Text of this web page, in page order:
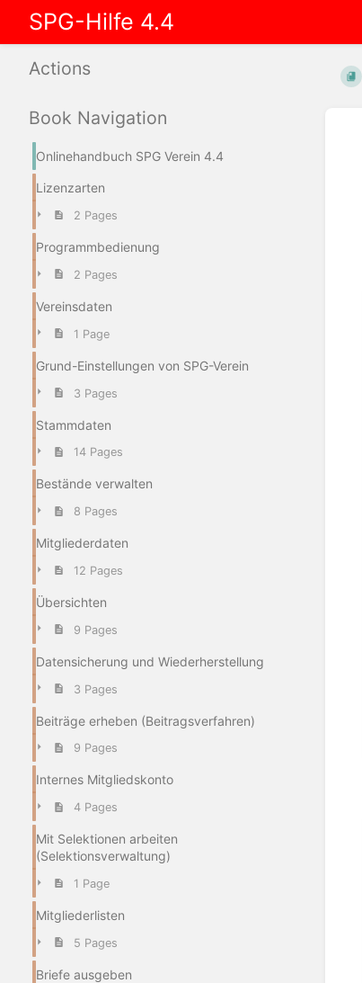
SPG-Hilfe 4.4
Actions
Book Navigation
Onlinehandbuch SPG Verein 4.4
Lizenzarten
2 Pages
Programmbedienung
2 Pages
Vereinsdaten
1 Page
Grund-Einstellungen von SPG-Verein
3 Pages
Stammdaten
14 Pages
Bestände verwalten
8 Pages
Mitgliederdaten
12 Pages
Übersichten
9 Pages
Datensicherung und Wiederherstellung
3 Pages
Beiträge erheben (Beitragsverfahren)
9 Pages
Internes Mitgliedskonto
4 Pages
Mit Selektionen arbeiten
(Selektionsverwaltung)
1 Page
Mitgliederlisten
5 Pages
Briefe ausgeben